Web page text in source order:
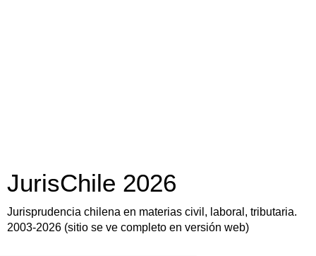
JurisChile 2026
Jurisprudencia chilena en materias civil, laboral, tributaria.
2003-2026 (sitio se ve completo en versión web)